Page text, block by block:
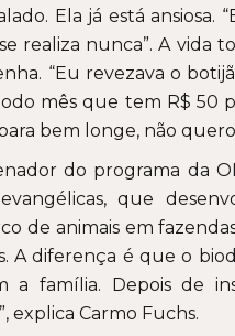
Ela já está ansiosa.
realiza nunca”. A vida
“Eu revezava o
mês que tem R$ 50
bem longe, não
do programa da
que
de animais em
A diferença é que o
a família. Depois de
explica Carmo Fuchs.